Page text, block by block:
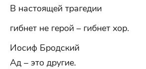
В настоящей трагедии
гибнет не герой – гибнет хор.
Иосиф Бродский
Ад – это другие.